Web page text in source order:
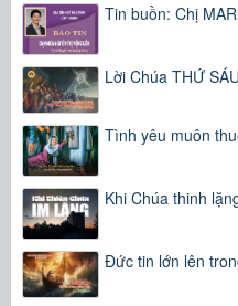
Tin buồn: Chị
Lời Chúa THỨ
Tình yêu muôn
Khi Chúa thinh
Đức tin lớn lên